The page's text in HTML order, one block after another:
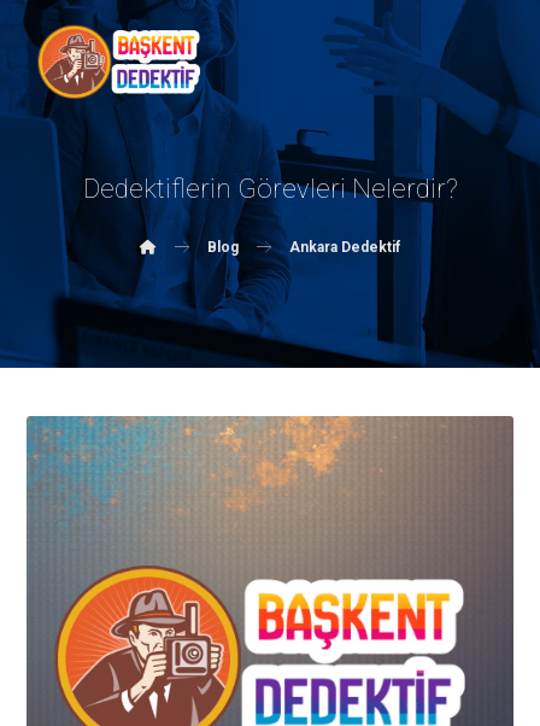
Dedektiflerin Görevleri Nelerdir?
Blog Ankara Dedektif